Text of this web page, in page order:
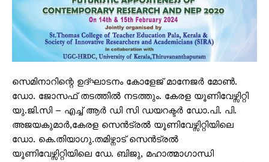
സെമിനാറിന്റെ ഉദ്ഘാടനം കോളേജ് മാനേജർ മോൺ.
ഡോ. ജോസഫ് തടത്തിൽ നടത്തും. കേരള യൂണിവേഴ്സിറ്റി
യു.ജി.സി – എച്ച് ആർ ഡി സി ഡയറക്ടർ ഡോ.പി. പി.
അജയകുമാർ,കേരള സെൻട്രൽ യൂണിവേഴ്സിറ്റിയിലെ
ഡോ. കെ.തിയാഗു.തമിഴ്നാട് സെൻട്രൽ
യൂണിവേഴ്സിറ്റിയിലെ ഡേ. ബിജു, മഹാത്മാഗാന്ധി